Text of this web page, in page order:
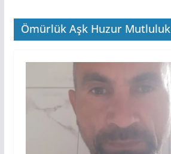
Ömürlük Aşk Huzur Mutluluk